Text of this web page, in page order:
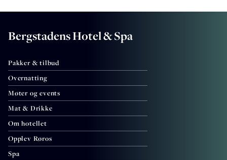
Bergstadens Hotel & Spa
Pakker & tilbud
Overnatting
Møter og events
Mat & Drikke
Om hotellet
Opplev Røros
Spa